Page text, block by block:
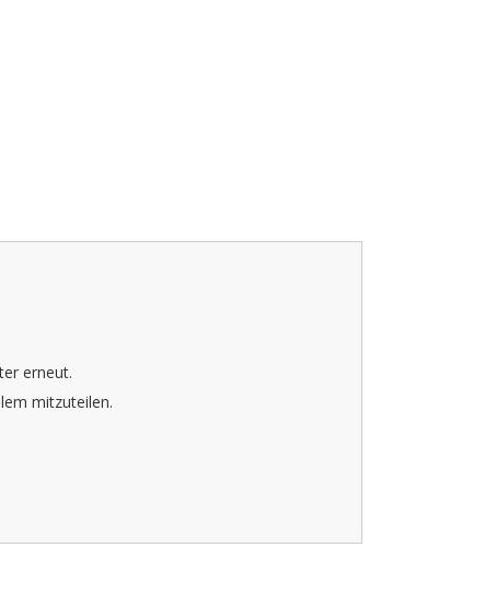
erneut.
mitzuteilen.